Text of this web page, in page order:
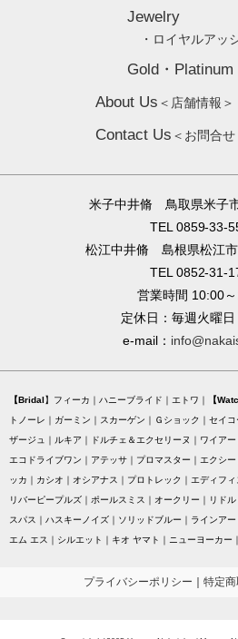
Jewelry
・ロイヤルアッ
Gold・Platinum
About Us ＜店舗情報＞
Contact Us ＜お問合
米子中井脩 鳥取県米子
TEL 0859-33-
松江中井脩 島根県松江
TEL 0852-31-
営業時間 10:00
定休日：毎週火曜日
e-mail：
Bridal フィーカ ハニーブライド エトワ
トノーレ
ガーミン スカーゲン Ｇショック セイコ
ザージュ
ルキア ドルチェ＆エクセリーヌ ワイアー
エコドライブワン
アテッサ プロマスター エクシー
ッカ
カシオ オシアナス プロトレック エディフィ
リバーピープルズ
ポールスミス オークリー リド
スパス
ハスキーノイズ ソリッドブルー ラインアー
エム エス
シルエット キオ ヤマト ニューヨーカー
プライバシーポリシー ｜ 特定